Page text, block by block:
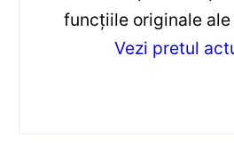
funcțiile originale
Vezi pretul